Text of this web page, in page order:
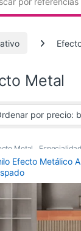
Metal
Metal
Decorativo
Efecto Metálico